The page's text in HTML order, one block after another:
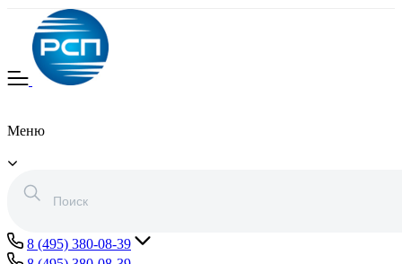
Меню
8 (495) 380-08-39